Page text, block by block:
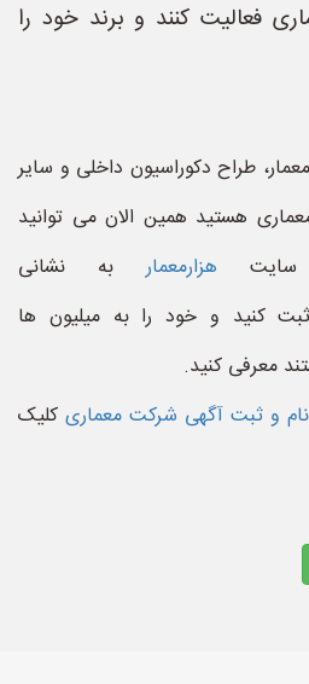
فعالیت کنند و برند خود را
طراح دکوراسیون داخلی و سایر
هستید همین الان می توانید
سایت هزارمعماربه نشانی
ثبت کنید و خود را به میلیون ها
معرفی کنید.
و ثبت آگهی شرکت معماری کلیک